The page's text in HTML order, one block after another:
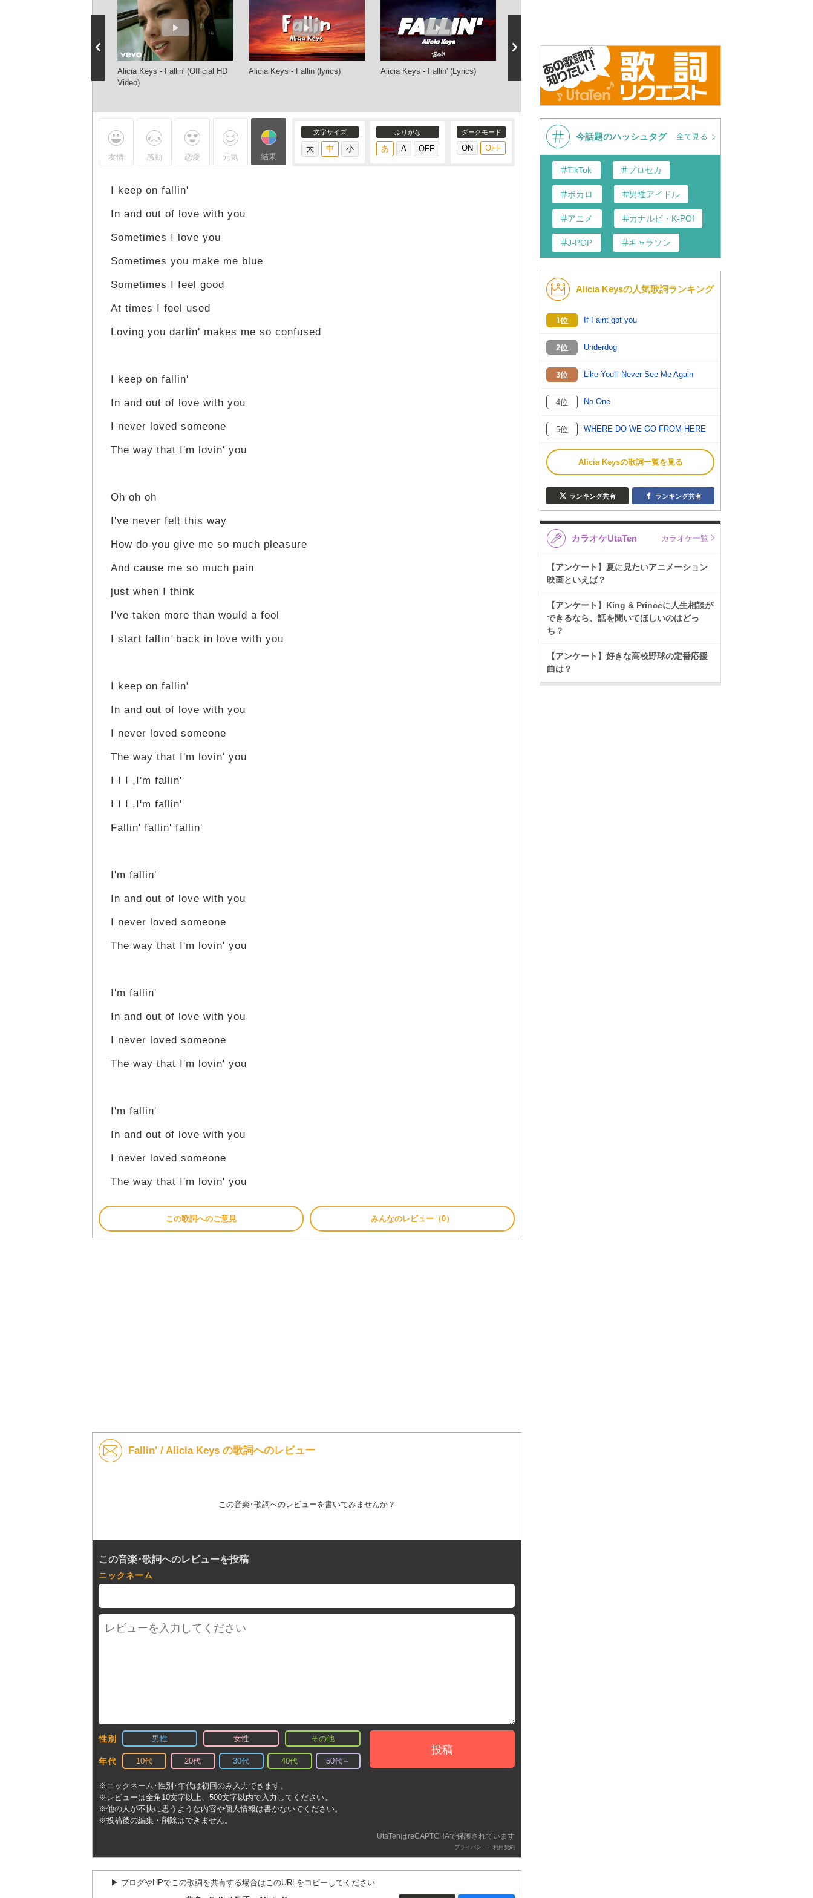
Alicia Keys - Fallin' (Official HD
Video)
Alicia Keys - Fallin (lyrics) Alicia Keys - Fallin' (Lyrics)
Alicia Keys - Fallin' (Live from
Apple Music Festival, London,
Alicia Keys - Fallin'
(Remastered) [Audio HQ]
友情 感動 恋愛 元気 結果
文字サイズ ふりがな ダークモード
I keep on fallin'
In and out of love with you
Sometimes I love you
Sometimes you make me blue
Sometimes I feel good
At times I feel used
Loving you darlin' makes me so confused
I keep on fallin'
In and out of love with you
I never loved someone
The way that I'm lovin' you
Oh oh oh
I've never felt this way
How do you give me so much pleasure
And cause me so much pain
just when I think
I've taken more than would a fool
I start fallin' back in love with you
I keep on fallin'
In and out of love with you
I never loved someone
The way that I'm lovin' you
I I I ,I'm fallin'
I I I ,I'm fallin'
Fallin' fallin' fallin'
I'm fallin'
In and out of love with you
I never loved someone
The way that I'm lovin' you
I'm fallin'
In and out of love with you
I never loved someone
The way that I'm lovin' you
I'm fallin'
In and out of love with you
I never loved someone
The way that I'm lovin' you
この歌詞へのご意見 みんなのレビュー（0）
Fallin' / Alicia Keys の歌詞へのレビュー
この音楽･歌詞へのレビューを書いてみませんか？
この音楽･歌詞へのレビューを投稿
ニックネーム
性別 男性 女性 その他
年代 10代 20代 30代 40代 50代～
投稿
※ニックネーム･性別･年代は初回のみ入力できます。
※レビューは全角10文字以上、500文字以内で入力してください。
※他の人が不快に思うような内容や個人情報は書かないでください。
※投稿後の編集・削除はできません。
UtaTenはreCAPTCHAで保護されています
プライバシー - 利用契約
▶︎ ブログやHPでこの歌詞を共有する場合はこのURLをコピーしてください
今話題のハッシュタグ 全て見る
TikTok プロセカ
ボカロ 男性アイドル
アニメ カナルビ・K-POP和訳
J-POP キャラソン
K-POP 演歌・歌謡
バンド
VTuber
Alicia Keysの人気歌詞ランキング
1位 If I aint got you
2位 Underdog
3位 Like You'll Never See Me Again
4位 No One
5位 WHERE DO WE GO FROM HERE
Alicia Keysの歌詞一覧を見る
ランキング共有 ランキング共有
カラオケUtaTen カラオケ一覧
【アンケート】夏に見たいアニメーション
映画といえば？
【アンケート】King & Princeに人生相談が
できるなら、話を聞いてほしいのはどっ
ち？
【アンケート】好きな高校野球の定番応援
曲は？